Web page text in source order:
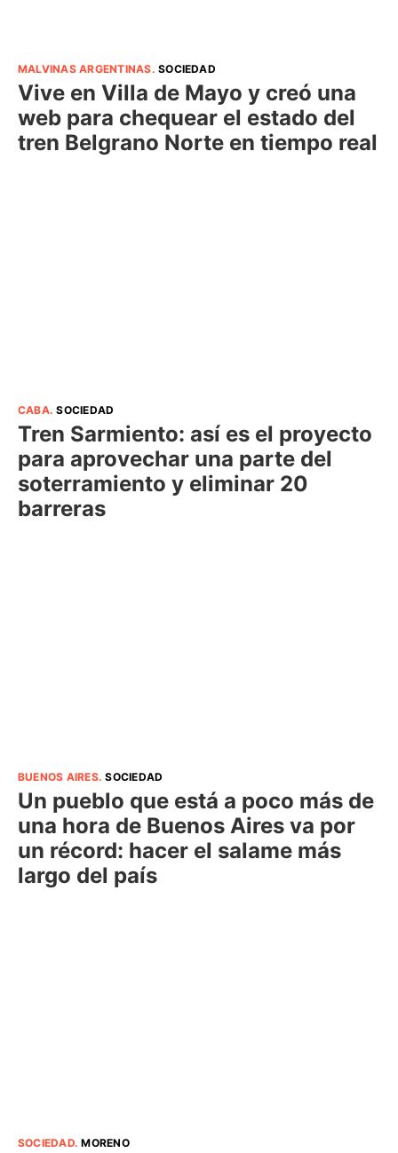
MALVINAS ARGENTINAS.SOCIEDAD
Vive en Villa de Mayo y creó una
web para chequear el estado del
tren Belgrano Norte en tiempo real
CABA.SOCIEDAD
Tren Sarmiento: así es el proyecto
para aprovechar una parte del
soterramiento y eliminar 20
barreras
BUENOS AIRES.SOCIEDAD
Un pueblo que está a poco más de
una hora de Buenos Aires va por
un récord: hacer el salame más
largo del país
SOCIEDAD.MORENO